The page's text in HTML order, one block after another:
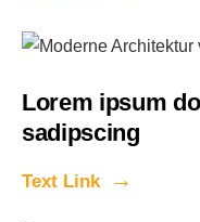
Lorem ipsum
sadipscing
Text Link